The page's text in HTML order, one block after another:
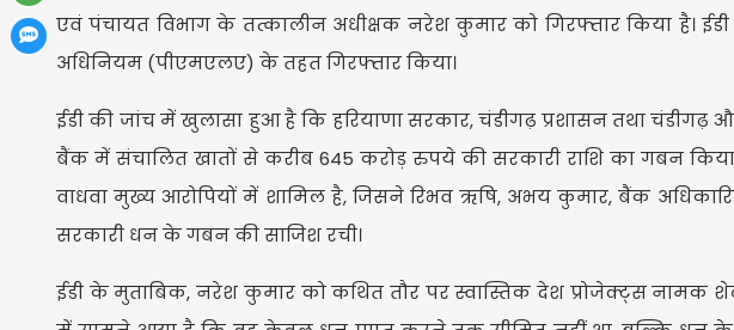
एवं पंचायत विभाग के तत्कालीन अधीक्षक नरेश कुमार को गिरफ्तार किया है।
अधिनियम (पीएमएलए) के तहत गिरफ्तार किया।
ईडी की जांच में खुलासा हुआ है कि हरियाणा सरकार, चंडीगढ़ प्रशासन तथा
बैंक में संचालित खातों से करीब 645 करोड़ रुपये की सरकारी राशि का गबन
वाधवा मुख्य आरोपियों में शामिल है, जिसने रिभव ऋषि, अभय कुमार, बैंक
सरकारी धन के गबन की साजिश रची।
ईडी के मुताबिक, नरेश कुमार को कथित तौर पर स्वास्तिक देश प्रोजेक्ट्स नामक